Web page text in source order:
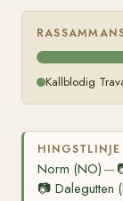
Kallblodig
HINGSTLINJE
Norm (NO) —
📷 Dalegutten